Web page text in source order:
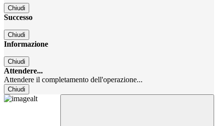
Chiudi
Successo
Chiudi
Informazione
Chiudi
Attendere...
Attendere il completamento dell'operazione...
Chiudi